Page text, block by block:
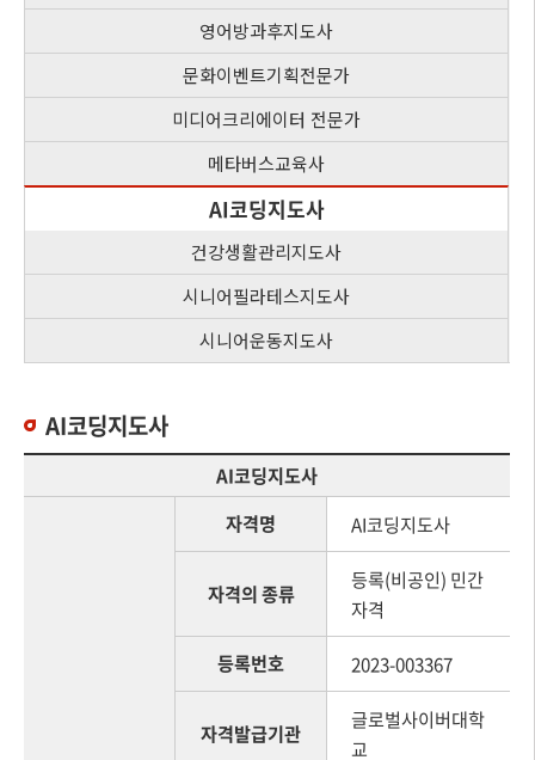
영어방과후지도사
문화이벤트기획전문가
미디어크리에이터 전문가
메타버스교육사
AI코딩지도사
건강생활관리지도사
시니어필라테스지도사
시니어운동지도사
AI코딩지도사
AI코딩지도사
자격명 AI코딩지도사
자격의 종류
등록(비공인) 민간
자격
등록번호
2023-003367
자격발급기관
글로벌사이버대학
교